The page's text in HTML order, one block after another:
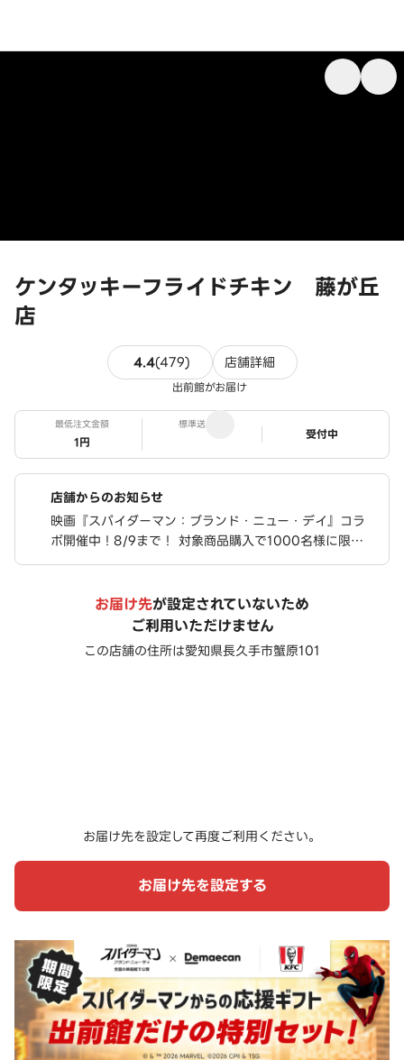
ケンタッキーフライドチキン 藤が丘
店
4.4(479)479件のレビュー
店舗詳細
出前館がお届け
最低注文金額
1円
標準送料
ステータス
受付中
店舗からのお知らせ
映画『スパイダーマン：ブランド・ニュー・デイ』コラ
ボ開催中！8/9まで！ 対象商品購入で1000名様に限定
ステッカーが当たる！ さらに、豪華限定グッズが合計76
お届け先が設定されていないため
ご利用いただけません
この店舗の住所は愛知県長久手市蟹原101
お届け先を設定して再度ご利用ください。
お届け先を設定する